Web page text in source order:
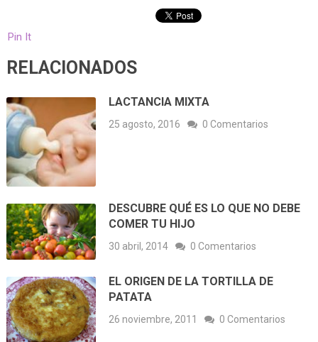
Pin It
RELACIONADOS
LACTANCIA MIXTA
25 agosto, 2016 0 Comentarios
DESCUBRE QUÉ ES LO QUE NO DEBE
COMER TU HIJO
30 abril, 2014 0 Comentarios
EL ORIGEN DE LA TORTILLA DE
PATATA
26 noviembre, 2011 0 Comentarios